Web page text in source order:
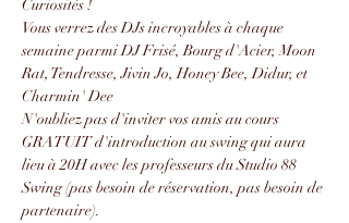
Curiosités !
Vous verrez des DJs incroyables à chaque
semaine parmi DJ Frisé, Bourg d'Acier, Moon
Rat, Tendresse, Jivin Jo, Honey Bee, Didur, et
Charmin' Dee
N'oubliez pas d'inviter vos amis au cours
GRATUIT d'introduction au swing qui aura
lieu à 20H avec les professeurs du Studio 88
Swing (pas besoin de réservation, pas besoin de
partenaire).